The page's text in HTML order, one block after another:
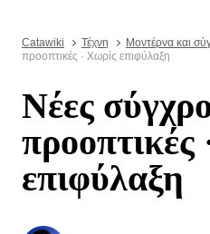
Catawiki Τέχνη Μοντέρνα και
προοπτικές · Χωρίς επιφύλαξη
Νέες
προοπτικές
επιφύλαξη